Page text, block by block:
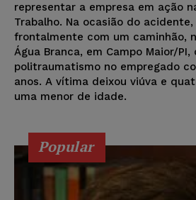
representar a empresa em ação
Trabalho. Na ocasião do
frontalmente com um caminhão,
Água Branca, em Campo Maior/PI,
politraumatismo no empregado
anos. A vítima deixou viúva e
uma menor de idade.
Popular